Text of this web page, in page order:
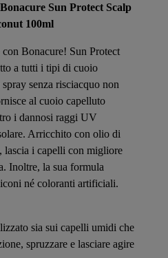
Sun Protect Scalp
100ml
Bonacure! Sun Protect
a tutti i tipi di cuoio
senza risciacquo non
al cuoio capelluto
i dannosi raggi UV
Arricchito con olio di
lascia i capelli con migliore
Inoltre, la sua formula
né coloranti artificiali.
sia sui capelli umidi che
spruzzare e lasciare agire